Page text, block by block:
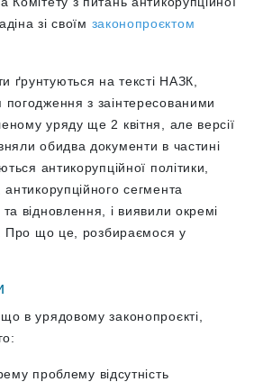
зі своїм законопроєктом
ґрунтуються на тексті НАЗК,
погодження з заінтересованими
уряду ще 2 квітня, але версії
обидва документи в частині
антикорупційної політики,
антикорупційного сегмента
та відновлення, і виявили окремі
Про що це, розбираємося у
в урядовому законопроєкті,
проблему відсутність